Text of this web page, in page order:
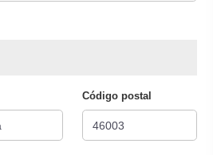
Código postal